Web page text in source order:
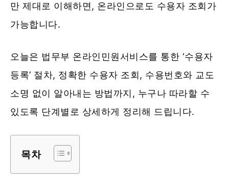
만 제대로 이해하면, 온라인으로도 수용자 조회가
가능합니다.
오늘은 법무부 온라인민원서비스를 통한 ‘수용자
등록’ 절차, 정확한 수용자 조회, 수용번호와 교도
소명 없이 알아내는 방법까지, 누구나 따라할 수
있도록 단계별로 상세하게 정리해 드립니다.
목차